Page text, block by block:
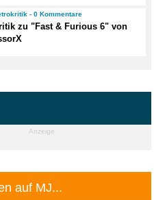
- 0 Kommentare
zu "Fast & Furious 6" von
Anzeige
auf MJ...